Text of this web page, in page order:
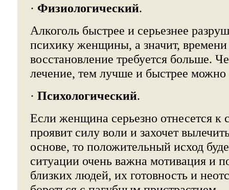
· Физиологический.
Алкоголь быстрее и серьезнее
психику женщины, а значит,
восстановление требуется больше.
лечение, тем лучше и быстрее можно
· Психологический.
Если женщина серьезно отнесется к
проявит силу воли и захочет
основе, то положительный исход
ситуации очень важна мотивация и
близких людей, их готовность и